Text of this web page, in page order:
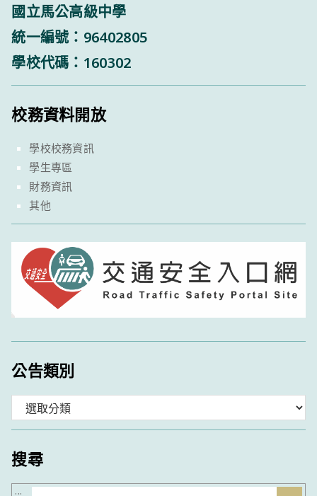
國立馬公高級中學
統一編號：96402805
學校代碼：160302
校務資料開放
學校校務資訊
學生專區
財務資訊
其他
公告類別
類
搜尋